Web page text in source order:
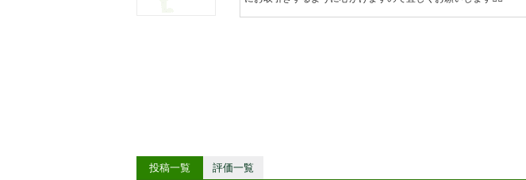
投稿一覧 評価一覧